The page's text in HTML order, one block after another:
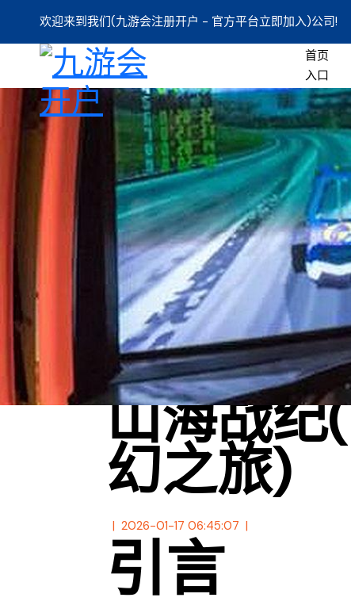
欢迎来到我们(九游会注册开户 - 官方平台立即加入)公司!
首页
入口
山海战纪
幻之旅)
2026-01-17 06:45:07
引言